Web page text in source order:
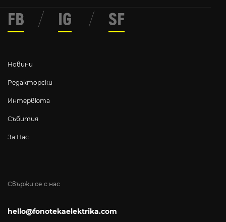
Свържи се с нас
hello@fonotekaelektrika.com
Новини
Редакторски
Интервюта
Събития
За Нас
FB / IG / SF